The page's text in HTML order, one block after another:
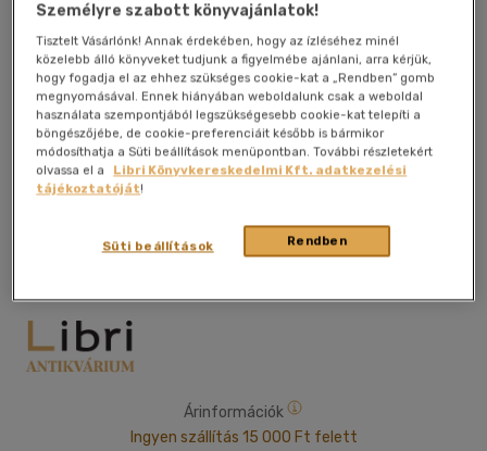
Kívánságlistához adom Megosztom
magyar nyelvű|puhatáblás
Árinformációk
Ingyen szállítás 15 000 Ft felett
Személyre szabott könyvajánlatok!
Tisztelt Vásárlónk! Annak érdekében, hogy az ízléséhez minél
közelebb álló könyveket tudjunk a figyelmébe ajánlani, arra kérjük,
hogy fogadja el az ehhez szükséges cookie-kat a „Rendben” gomb
megnyomásával. Ennek hiányában weboldalunk csak a weboldal
használata szempontjából legszükségesebb cookie-kat telepíti a
böngészőjébe, de cookie-preferenciáit később is bármikor
módosíthatja a Süti beállítások menüpontban. További részletekért
olvassa el a
Libri Könyvkereskedelmi Kft. adatkezelési
tájékoztatóját!
Rendben
Süti beállítások